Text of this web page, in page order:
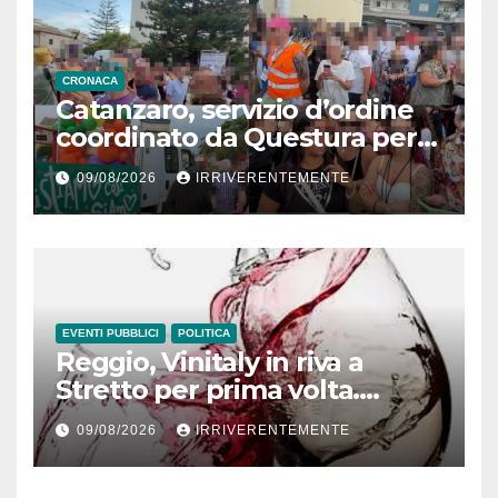
CRONACA
Catanzaro, servizio d’ordine
coordinato da Questura per
Pride
09/08/2026 IRRIVERENTEMENTE
EVENTI PUBBLICI POLITICA
Reggio, Vinitaly in riva a
Stretto per prima volta.
Occhiuto: Sibari ha
funzionato, ma qui di più
09/08/2026 IRRIVERENTEMENTE